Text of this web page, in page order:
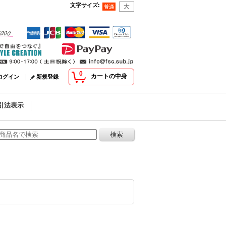
文字サイズ:
0 カートの中身
グイン 新規登録
法表示